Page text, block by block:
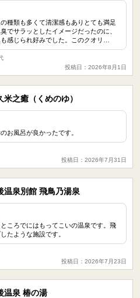
種類も多くて清潔感もありとても満足
でサラッとしたイメージだったのに、
感じられ好みでした。このクオリ…
投稿日：2026年8月1日
之癒（くめのゆ）
お風呂が良かったです。
投稿日：2026年7月31日
泉別館 飛鳥乃湯泉
ころでにはもってこいの温泉です。飛
たような施設です。
投稿日：2026年7月23日
温泉 椿の湯